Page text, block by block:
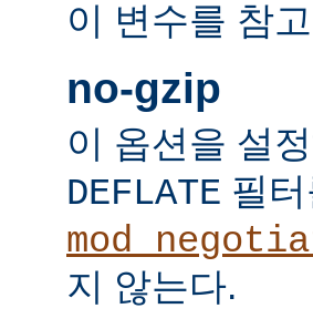
이 변수를 참
no-gzip
이 옵션을 설
DEFLATE 필
지 않는다.